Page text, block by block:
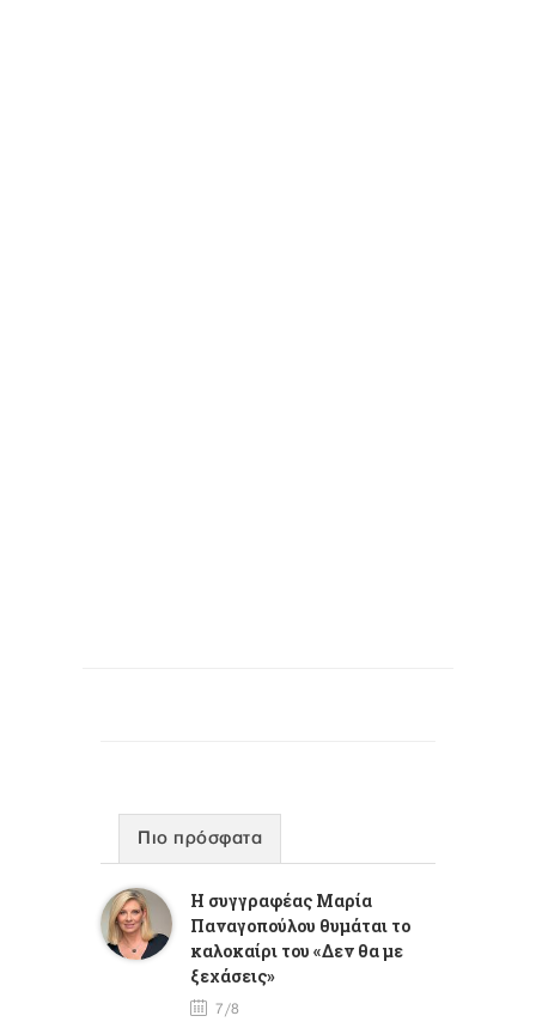
Πιο πρόσφατα
Η συγγραφέας Μαρία
Παναγοπούλου θυμάται το
καλοκαίρι του «Δεν θα με
ξεχάσεις»
7/8